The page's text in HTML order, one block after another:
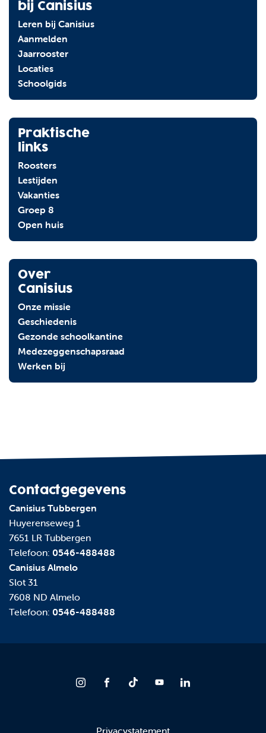
bij Canisius
Leren bij Canisius
Aanmelden
Jaarrooster
Locaties
Schoolgids
Praktische
links
Roosters
Lestijden
Vakanties
Groep 8
Open huis
Over
Canisius
Onze missie
Geschiedenis
Gezonde schoolkantine
Medezeggenschapsraad
Werken bij
Contactgegevens
Canisius Tubbergen
Huyerenseweg 1
7651 LR Tubbergen
Telefoon: 0546-488488
Canisius Almelo
Slot 31
7608 ND Almelo
Telefoon: 0546-488488
Privacystatement